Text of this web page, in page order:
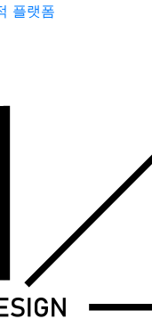
플랫폼